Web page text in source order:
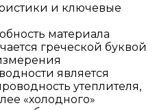
и ключевые
материала
греческой буквой
является
утеплителя,
«холодного»